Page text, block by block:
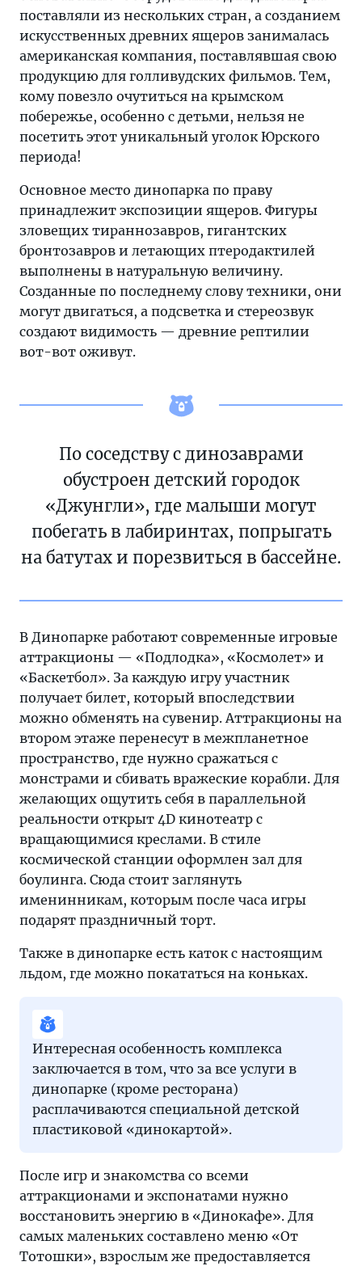
поставляли из нескольких стран, а созданием
искусственных древних ящеров занималась
американская компания, поставлявшая свою
продукцию для голливудских фильмов. Тем,
кому повезло очутиться на крымском
побережье, особенно с детьми, нельзя не
посетить этот уникальный уголок Юрского
периода!
Основное место динопарка по праву
принадлежит экспозиции ящеров. Фигуры
зловещих тираннозавров, гигантских
бронтозавров и летающих птеродактилей
выполнены в натуральную величину.
Созданные по последнему слову техники, они
могут двигаться, а подсветка и стереозвук
создают видимость — древние рептилии
вот-вот оживут.
По соседству с динозаврами
обустроен детский городок
«Джунгли», где малыши могут
побегать в лабиринтах, попрыгать
на батутах и порезвиться в бассейне.
В Динопарке работают современные игровые
аттракционы — «Подлодка», «Космолет» и
«Баскетбол». За каждую игру участник
получает билет, который впоследствии
можно обменять на сувенир. Аттракционы на
втором этаже перенесут в межпланетное
пространство, где нужно сражаться с
монстрами и сбивать вражеские корабли. Для
желающих ощутить себя в параллельной
реальности открыт 4D кинотеатр с
вращающимися креслами. В стиле
космической станции оформлен зал для
боулинга. Сюда стоит заглянуть
именинникам, которым после часа игры
подарят праздничный торт.
Также в динопарке есть каток с настоящим
льдом, где можно покататься на коньках.
Интересная особенность комплекса
заключается в том, что за все услуги в
динопарке (кроме ресторана)
расплачиваются специальной детской
пластиковой «динокартой».
После игр и знакомства со всеми
аттракционами и экспонатами нужно
восстановить энергию в «Динокафе». Для
самых маленьких составлено меню «От
Тотошки», взрослым же предоставляется